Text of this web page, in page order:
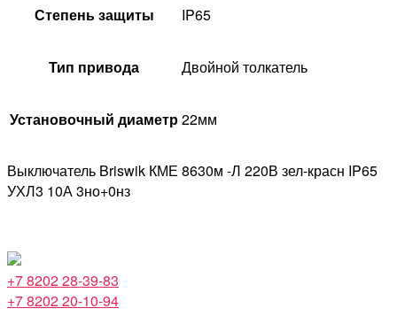
Степень защиты IP65
Тип привода Двойной толкатель
Установочный диаметр22мм
Выключатель Briswik КМЕ 8630м -Л 220В зел-красн IP65
УХЛ3 10А 3но+0нз
+7 8202 28-39-83
+7 8202 20-10-94